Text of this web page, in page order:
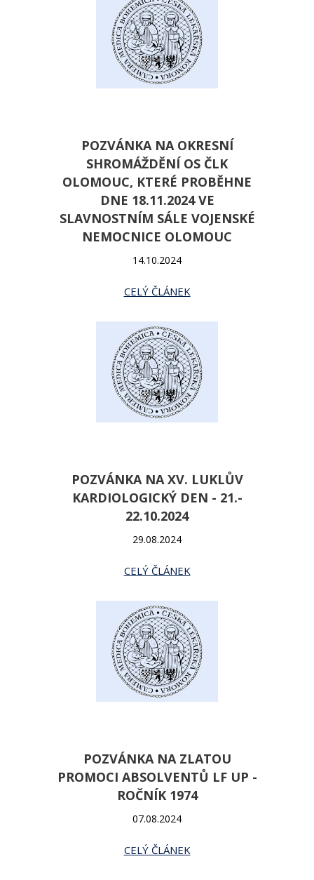
POZVÁNKA NA OKRESNÍ
SHROMÁŽDĚNÍ OS ČLK
OLOMOUC, KTERÉ PROBĚHNE
DNE 18.11.2024 VE
SLAVNOSTNÍM SÁLE VOJENSKÉ
NEMOCNICE OLOMOUC
14.10.2024
CELÝ ČLÁNEK
POZVÁNKA NA XV. LUKLŮV
KARDIOLOGICKÝ DEN - 21.-
22.10.2024
29.08.2024
CELÝ ČLÁNEK
POZVÁNKA NA ZLATOU
PROMOCI ABSOLVENTŮ LF UP -
ROČNÍK 1974
07.08.2024
CELÝ ČLÁNEK